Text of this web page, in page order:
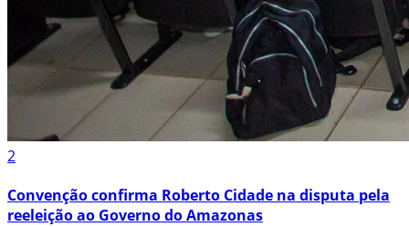
2
Convenção confirma Roberto Cidade na disputa pela
reeleição ao Governo do Amazonas